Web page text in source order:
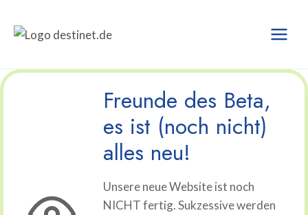
Inhalt
springen
Freunde des Beta,
es ist (noch nicht)
alles neu!
Unsere neue Website ist noch
NICHT fertig. Sukzessive werden